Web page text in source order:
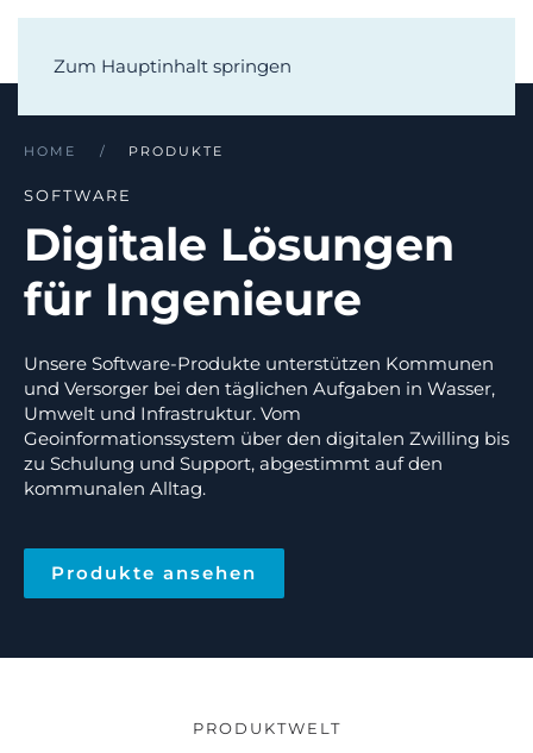
Zum Hauptinhalt springen
HOME PRODUKTE
SOFTWARE
Digitale Lösungen
für Ingenieure
Unsere Software-Produkte unterstützen Kommunen
und Versorger bei den täglichen Aufgaben in Wasser,
Umwelt und Infrastruktur. Vom
Geoinformationssystem über den digitalen Zwilling bis
zu Schulung und Support, abgestimmt auf den
kommunalen Alltag.
Produkte ansehen
PRODUKTWELT